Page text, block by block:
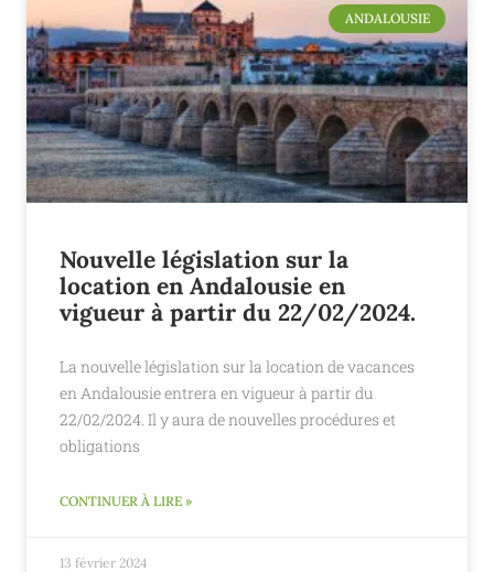
ANDALOUSIE
Nouvelle législation sur la
location en Andalousie en
vigueur à partir du 22/02/2024.
La nouvelle législation sur la location de vacances
en Andalousie entrera en vigueur à partir du
22/02/2024. Il y aura de nouvelles procédures et
obligations
CONTINUER À LIRE »
13 février 2024